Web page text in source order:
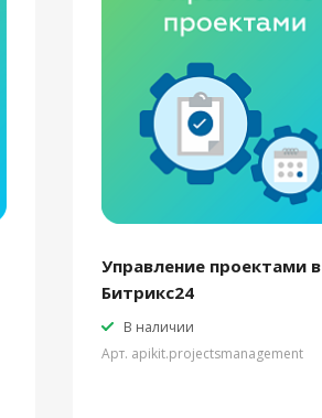
Управление проектами в
Битрикс24
В наличии
Арт. apikit.projectsmanagement